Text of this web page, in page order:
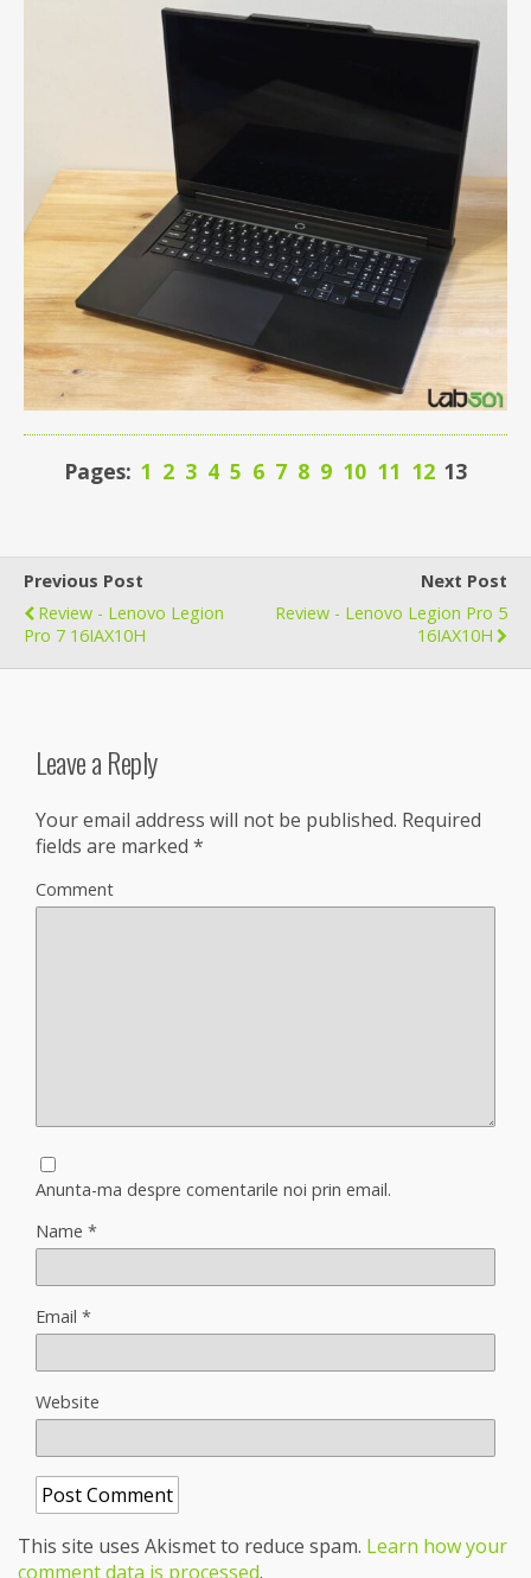
Pages: 1 2 3 4 5 6 7 8 9 10 11 12 13
Previous Post
Review - Lenovo Legion
Pro 7 16IAX10H
Next Post
Review - Lenovo Legion Pro 5
16IAX10H
Leave a Reply
Your email address will not be published. Required
fields are marked *
Comment
Anunta-ma despre comentarile noi prin email.
Name *
Email *
Website
This site uses Akismet to reduce spam. Learn how your
comment data is processed.